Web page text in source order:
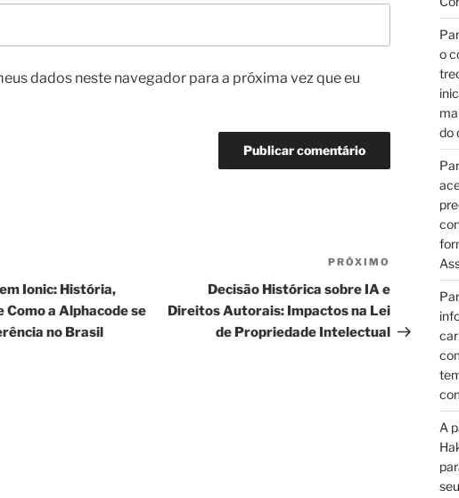
dados neste navegador para a próxima vez que eu
Ionic: História,
Como a Alphacode se
no Brasil
Próximo
post
PRÓXIMO
Decisão Histórica sobre IA e
Direitos Autorais: Impactos na Lei
de Propriedade Intelectual
o
do
A